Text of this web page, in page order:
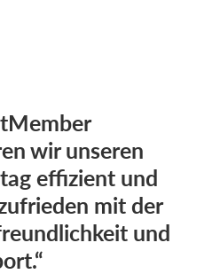
wir unseren
effizient und
mit der
und